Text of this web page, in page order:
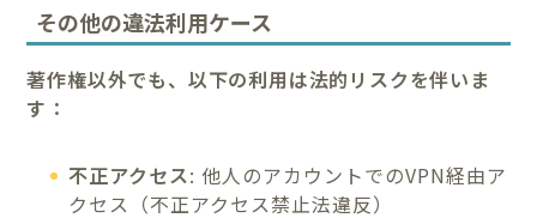
その他の違法利用ケース
著作権以外でも、以下の利用は法的リスクを伴いま
す：
不正アクセス: 他人のアカウントでのVPN経由ア
クセス（不正アクセス禁止法違反）